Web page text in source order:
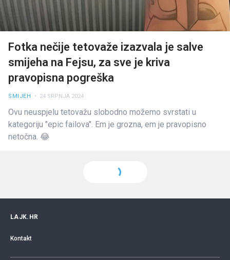
Fotka nečije tetovaže izazvala je salve
smijeha na Fejsu, za sve je kriva
pravopisna pogreška
SMIJEH • 24 SRPNJA 2024
Ovu neuspjelu tetovažu slobodno možemo svrstati u
kategoriju "epic failova". Em je grozna, em je pravopisno
netočna. 😂
LAJK.HR
Kontakt